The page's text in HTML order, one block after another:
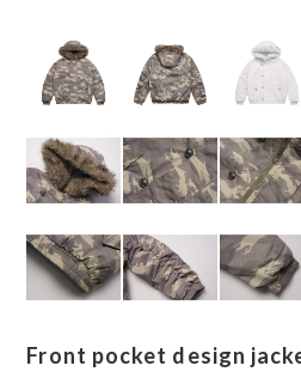
Front pocket design